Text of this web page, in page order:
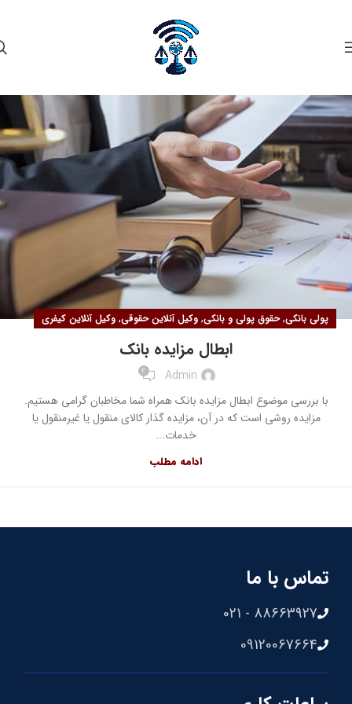
پولی بانکی,حقوق پولی و بانکی, وکیل آنلاین حقوقی, وکیل آنلاین کیفری
ابطال مزایده بانک
Admin
2
با بررسی موضوع ابطال مزایده بانک همراه شما مخاطبان گرامی هستیم.
مزایده روشی است که در آن، مزایده‌ گذار کالای منقول یا غیرمنقول یا
خدمات...
ادامه مطلب
تماس با ما
88663927 - 021
09120067664